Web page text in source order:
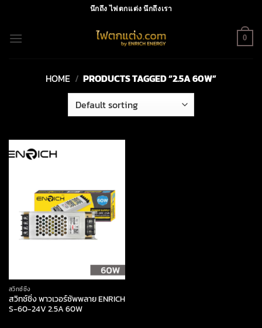
content
นึกถึง ไฟตกแต่ง นึกถึงเรา
0
HOME / PRODUCTS TAGGED “2.5A 60W”
สวิทช์ชิ่ง
สวิทช์ชิ่ง พาวเวอร์ซัพพลาย ENRICH
S-60-24V 2.5A 60W